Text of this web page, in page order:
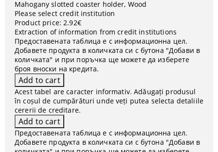
Mahogany slotted coaster holder, Wood
Please select credit institution
Product price: 2.92€
Extraction of information from credit institutions
Предоставената таблица е с информационна цел.
Добавете продукта в количката си с бутона "Добави в
количката" и при поръчка ще можете да изберете
броя вноски на кредита.
Acest tabel are caracter informativ. Adăugați produsul
în coșul de cumpărături unde veți putea selecta detaliile
cererii de creditare.
Предоставената таблица е с информационна цел.
Добавете продукта в количката си с бутона "Добави в